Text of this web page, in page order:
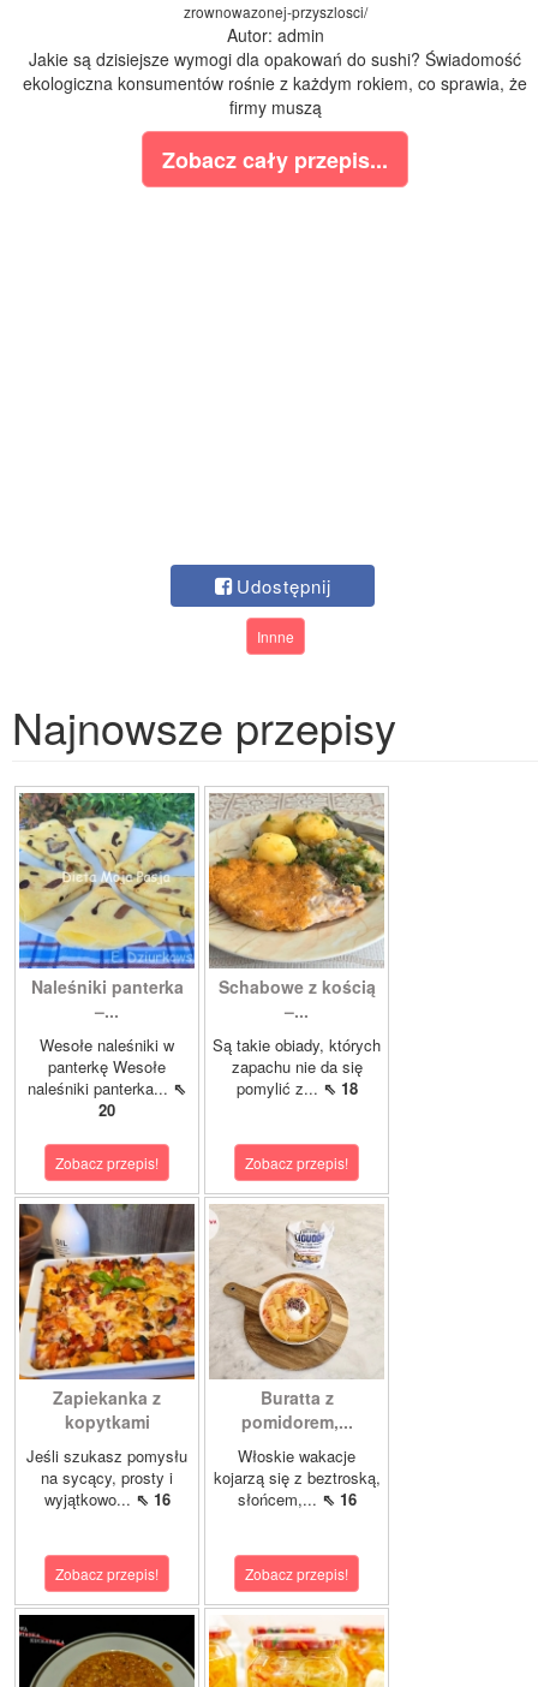
zrownowazonej-przyszlosci/
Autor: admin
Jakie są dzisiejsze wymogi dla opakowań do sushi? Świadomość
ekologiczna konsumentów rośnie z każdym rokiem, co sprawia, że
firmy muszą
Zobacz cały przepis...
Udostępnij
Innne
Najnowsze przepisy
Naleśniki panterka
–...
Wesołe naleśniki w
panterkę Wesołe
naleśniki panterka... ⇖
20
Zobacz przepis!
Schabowe z kością
–...
Są takie obiady, których
zapachu nie da się
pomylić z... ⇖ 18
Zobacz przepis!
Zapiekanka z
kopytkami
Jeśli szukasz pomysłu
na sycący, prosty i
wyjątkowo... ⇖ 16
Zobacz przepis!
Buratta z
pomidorem,...
Włoskie wakacje
kojarzą się z beztroską,
słońcem,... ⇖ 16
Zobacz przepis!